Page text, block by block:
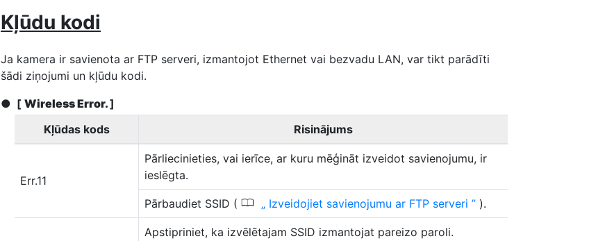
Kļūdu kodi
Ja kamera ir savienota ar FTP serveri, izmantojot Ethernet vai bezvadu LAN, var tikt parādīti
šādi ziņojumi un kļūdu kodi.
[ Wireless Error.]
Kļūdas kods
Risinājums
Err.11
Pārliecinieties, vai ierīce, ar kuru mēģināt izveidot savienojumu, ir
ieslēgta.
Pārbaudiet SSID ( 0 Izveidojiet savienojumu ar FTP serveri ).
Apstipriniet, ka izvēlētajam SSID izmantojat pareizo paroli.